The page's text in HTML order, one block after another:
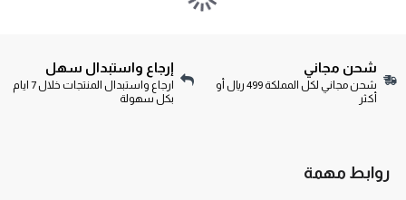
شحن مجاني
شحن مجاني لكل المملكة 499 ريال أو
أكثر
إرجاع واستبدال سهل
ارجاع واستبدال المنتجات خلال 7 ايام
بكل سهولة
روابط مهمة